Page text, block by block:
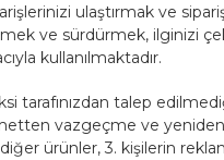
ulaştırmak ve
ve sürdürmek, ilginizi
kullanılmaktadır.
tarafınızdan talep
vazgeçme ve
ürünler, 3. kişilerin